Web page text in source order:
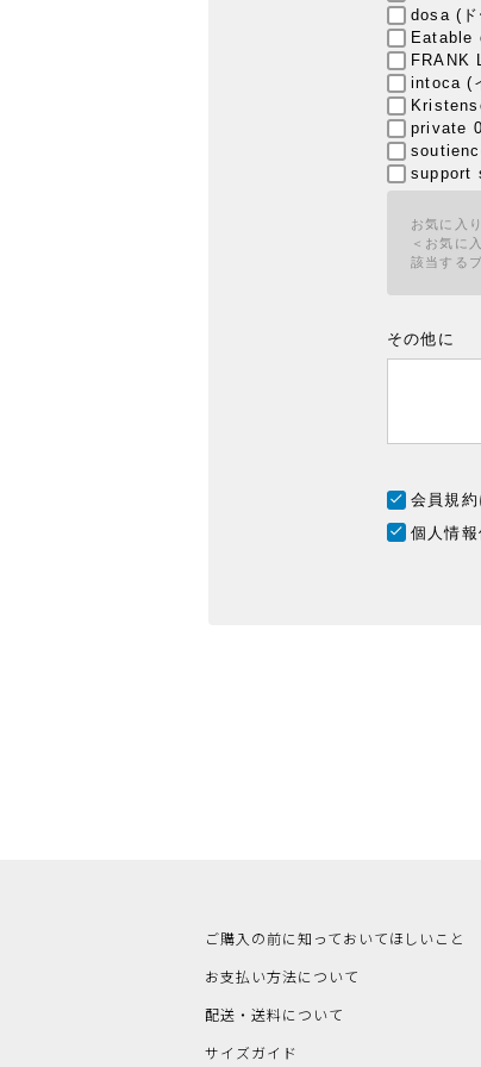
dosa (ド
Eatable
FRANK
intoca (
private
support
お気に入
＜ お気に
該当する
その他に
会員規約
個人情
ご購入の前に知っておいてほしいこと
お支払い方法について
配送・送料について
サイズガイド